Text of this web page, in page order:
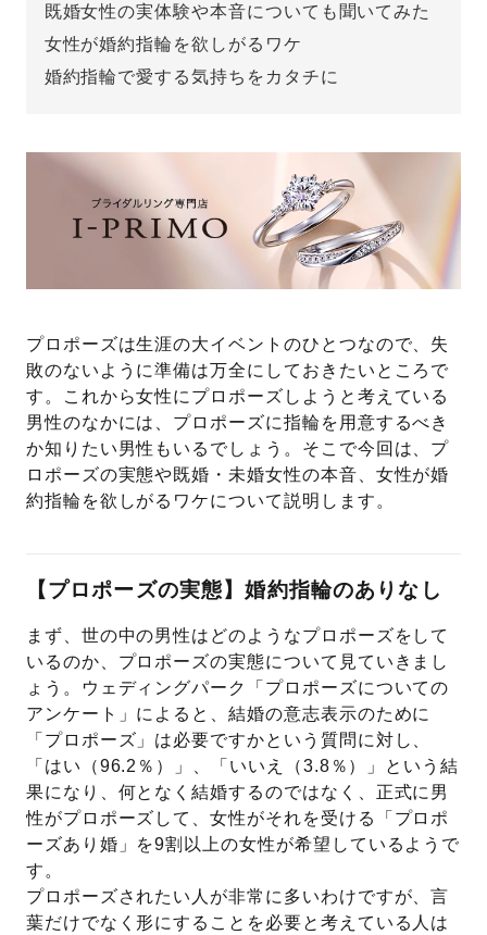
既婚女性の実体験や本音についても聞いてみた
女性が婚約指輪を欲しがるワケ
婚約指輪で愛する気持ちをカタチに
プロポーズは生涯の大イベントのひとつなので、失
敗のないように準備は万全にしておきたいところで
す。これから女性にプロポーズしようと考えている
男性のなかには、プロポーズに指輪を用意するべき
か知りたい男性もいるでしょう。そこで今回は、プ
ロポーズの実態や既婚・未婚女性の本音、女性が婚
約指輪を欲しがるワケについて説明します。
【プロポーズの実態】婚約指輪のありなし
まず、世の中の男性はどのようなプロポーズをして
いるのか、プロポーズの実態について見ていきまし
ょう。ウェディングパーク「プロポーズについての
アンケート」によると、結婚の意志表示のために
「プロポーズ」は必要ですかという質問に対し、
「はい（96.2％）」、「いいえ（3.8％）」という結
果になり、何となく結婚するのではなく、正式に男
性がプロポーズして、女性がそれを受ける「プロポ
ーズあり婚」を9割以上の女性が希望しているようで
す。
プロポーズされたい人が非常に多いわけですが、言
葉だけでなく形にすることを必要と考えている人は
おすすめの婚約指輪
パーフェクトプロポーズリング ®
プロポーズシチュエーション診断
婚約指輪マッチング診断
プロポーズプラン検索
婚約指輪選び方ガイド
ダイヤモンドの品質とは？
プロポーズの方法
タイミング
プレゼント
場所
言葉
エピソード
ニュース
I-PRIMO公式サイト
I-PRIMO公式オンラインショップ
Follow us on